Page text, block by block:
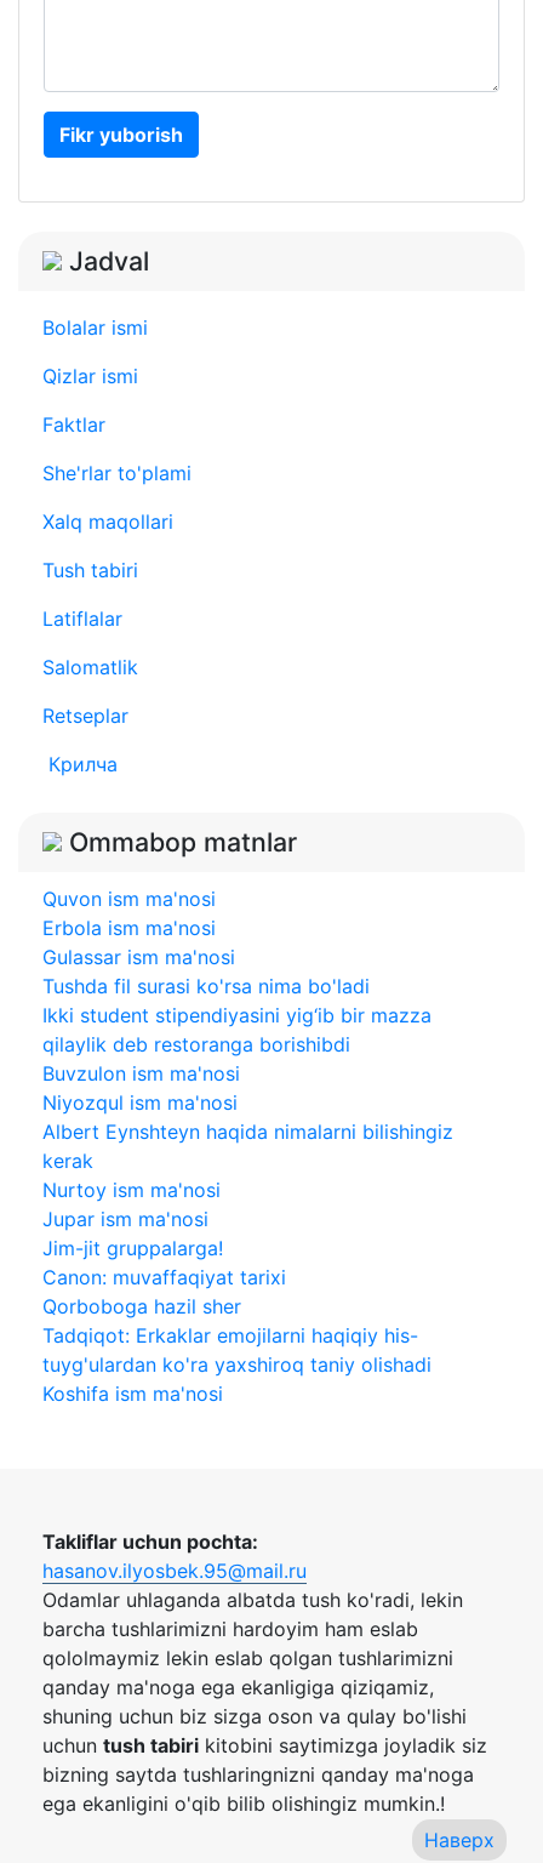
Fikr yuborish
Jadval
Bolalar ismi
Qizlar ismi
Faktlar
She'rlar to'plami
Xalq maqollari
Tush tabiri
Latiflalar
Salomatlik
Retseplar
Крилча
Ommabop matnlar
Quvon ism ma'nosi
Erbola ism ma'nosi
Gulassar ism ma'nosi
Tushda fil surasi ko'rsa nima bo'ladi
Ikki student stipendiyasini yig‘ib bir mazza
qilaylik deb restoranga borishibdi
Buvzulon ism ma'nosi
Niyozqul ism ma'nosi
Albert Eynshteyn haqida nimalarni bilishingiz
kerak
Nurtoy ism ma'nosi
Jupar ism ma'nosi
Jim-jit gruppalarga!
Canon: muvaffaqiyat tarixi
Qorboboga hazil sher
Tadqiqot: Erkaklar emojilarni haqiqiy his-
tuyg'ulardan ko'ra yaxshiroq taniy olishadi
Koshifa ism ma'nosi
Наверх
Takliflar uchun pochta:
hasanov.ilyosbek.95@mail.ru
Odamlar uhlaganda albatda tush ko'radi, lekin
barcha tushlarimizni hardoyim ham eslab
qololmaymiz lekin eslab qolgan tushlarimizni
qanday ma'noga ega ekanligiga qiziqamiz,
shuning uchun biz sizga oson va qulay bo'lishi
uchun tush tabiri kitobini saytimizga joyladik siz
bizning saytda tushlaringnizni qanday ma'noga
ega ekanligini o'qib bilib olishingiz mumkin.!